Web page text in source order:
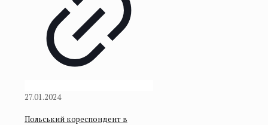
27.01.2024
Польський кореспондент в